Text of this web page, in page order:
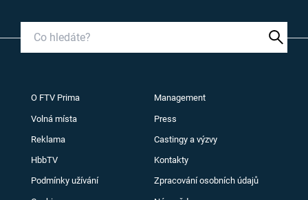
O FTV Prima Management
Volná místa Press
Reklama Castingy a výzvy
HbbTV Kontakty
Podmínky užívání Zpracování osobních údajů